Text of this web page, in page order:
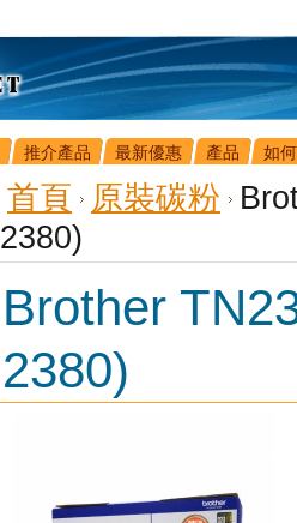
推介產品 最新優惠 產品 如
首頁 原裝碳粉
2380)
Brother
2380)